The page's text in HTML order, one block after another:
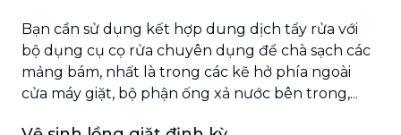
Bạn cần sử dụng kết hợp dung dịch tẩy rửa với
bộ dụng cụ cọ rửa chuyên dụng để chà sạch các
mảng bám, nhất là trong các kẽ hở phía ngoài
cửa máy giặt, bộ phận ống xả nước bên trong,...